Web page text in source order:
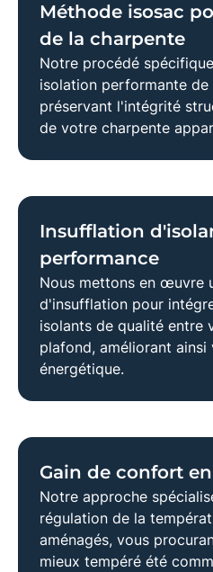
Méthode isosac
de la charpente
Notre procédé spécifique
isolation performante de
préservant l'intégrité
de votre charpente
Insufflation
performance
Nous mettons en œuvre
d'insufflation pour
isolants de qualité entre
plafond, améliorant ainsi
énergétique.
Gain de confort
Notre approche
régulation de la
aménagés, vous
mieux tempéré été